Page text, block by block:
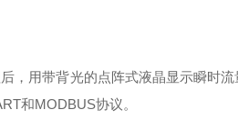
用带背光的点阵式液晶显示瞬时流
和MODBUS协议。